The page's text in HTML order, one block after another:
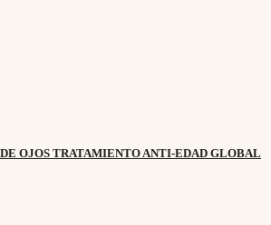
OJOS TRATAMIENTO ANTI-EDAD GLOBAL